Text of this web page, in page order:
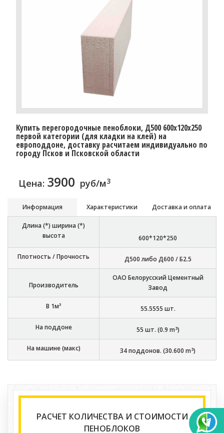
Купить перегородочные пеноблоки, Д500 600x120x250
первой категории (для кладки на клей) на
европоддоне, доставку расчитаем индивидуально по
городу Псков и Псковской области
Цена: 3900 руб/м3
Информация Характеристики Доставка и оплата
Длина (*) ширина (*)
высота
600*120*250
Плотность / Прочность Д500 либо Д600 / Б2.5
Производитель
ОАО Белорусский Цементный
Завод
В 1м³ 55.5555 шт.
На поддоне 55 шт. (0.9 m3)
На машине (макс) 34поддонов. (30.600 m3)
РАСЧЕТ КОЛИЧЕСТВА И СТОИМОСТИ
ПЕНОБЛОКОВ